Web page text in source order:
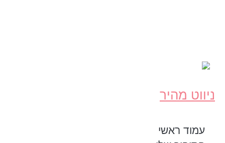
ניווט מהיר
עמוד ראשי